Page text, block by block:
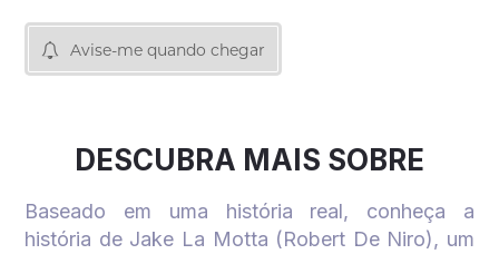
Avise-me quando chegar
DESCUBRA MAIS SOBRE
Baseado em uma história real, conheça a
história de Jake La Motta (Robert De Niro), um